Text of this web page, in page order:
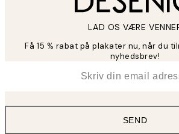
LAD OS VÆRE
Få 15 % rabat på plakater nu, når du
nyhedsbrev!
SEND